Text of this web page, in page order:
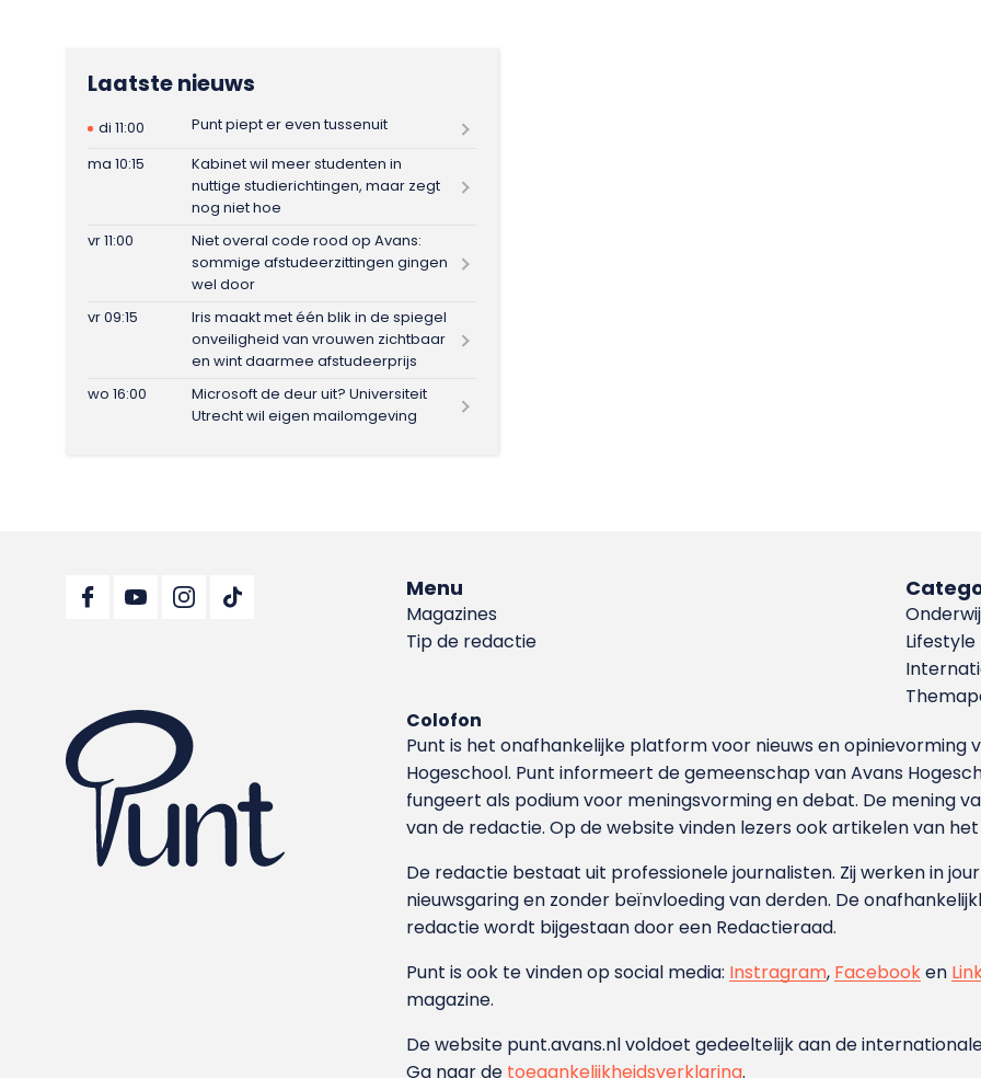
Laatste nieuws
di 11:00
Punt piept er even tussenuit
ma 10:15
Kabinet wil meer studenten in
nuttige studierichtingen, maar zegt
nog niet hoe
vr 11:00
Niet overal code rood op Avans:
sommige afstudeerzittingen gingen
wel door
vr 09:15
Iris maakt met één blik in de spiegel
onveiligheid van vrouwen zichtbaar
en wint daarmee afstudeerprijs
wo 16:00
Microsoft de deur uit? Universiteit
Utrecht wil eigen mailomgeving
Menu
Magazines
Tip de redactie
Lifestyle
Colofon
Punt is het onafhankelijke platform voor nieuws en
Hoge­school. Punt informeert de gemeenschap van Avans
fungeert als podium voor meningsvorming en debat. De mening
van de redactie. Op de website vinden lezers ook artikelen van
De redactie bestaat uit professionele journalisten. Zij werken in
nieuwsgaring en zonder beïnvloeding van derden. De
redactie wordt bijgestaan door een Redactieraad.
Punt is ook te vinden op social media: Instragram, Facebooken
magazine.
De website punt.avans.nl voldoet gedeeltelijk aan de
Ga naar de toegankelijkheidsverklaring.